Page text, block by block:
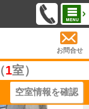
お問合せ
1室）
空室情報を確認